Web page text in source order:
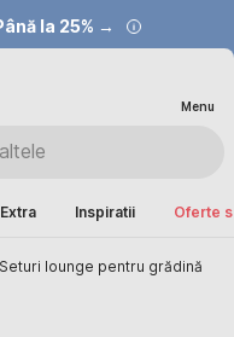
la 25% →
până la 40% →
Menu
Inspiratii
Oferte
Seturi lounge pentru grădină